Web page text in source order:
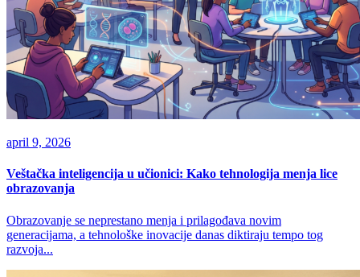
april 9, 2026
Veštačka inteligencija u učionici: Kako tehnologija menja lice
obrazovanja
Obrazovanje se neprestano menja i prilagođava novim
generacijama, a tehnološke inovacije danas diktiraju tempo tog
razvoja...